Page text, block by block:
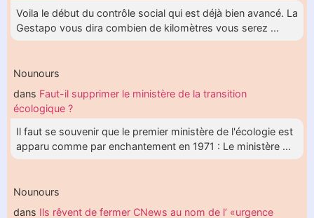
Voila le début du contrôle social qui est déjà bien avancé. La
Gestapo vous dira combien de kilomètres vous serez ...
Nounours
dans Faut-il supprimer le ministère de la transition
écologique ?
Il faut se souvenir que le premier ministère de l'écologie est
apparu comme par enchantement en 1971 : Le ministère ...
Nounours
dans Ils rêvent de fermer CNews au nom de l’ «urgence